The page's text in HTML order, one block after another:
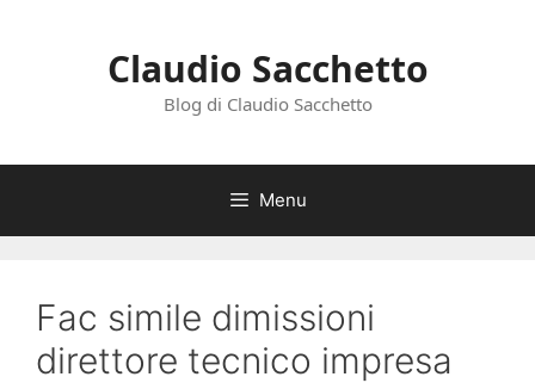
Claudio Sacchetto
Blog di Claudio Sacchetto
Menu
Fac simile dimissioni
direttore tecnico impresa​​